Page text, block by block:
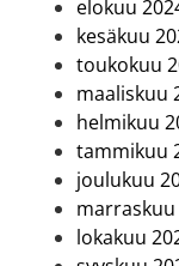
elokuu
kesäkuu
toukokuu
maaliskuu
helmikuu
tammikuu
joulukuu
marraskuu
lokakuu